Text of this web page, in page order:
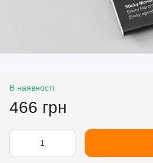
В наявності
466 грн